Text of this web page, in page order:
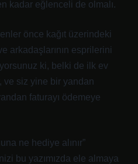
kadar eğlenceli de olmalı.
önce kağıt üzerindeki
arkadaşlarının esprilerini
ki, belki de ilk ev
ve siz yine bir yandan
faturayı ödemeye
ne hediye alınır”
bu yazımızda ele almaya